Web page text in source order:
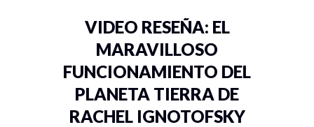
VIDEO RESEÑA: EL
MARAVILLOSO
FUNCIONAMIENTO DEL
PLANETA TIERRA DE
RACHEL IGNOTOFSKY